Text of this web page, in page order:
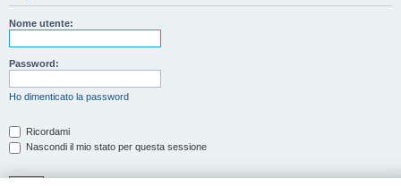
Nome utente:
Password:
Ho dimenticato la password
Ricordami
Nascondi il mio stato per questa sessione